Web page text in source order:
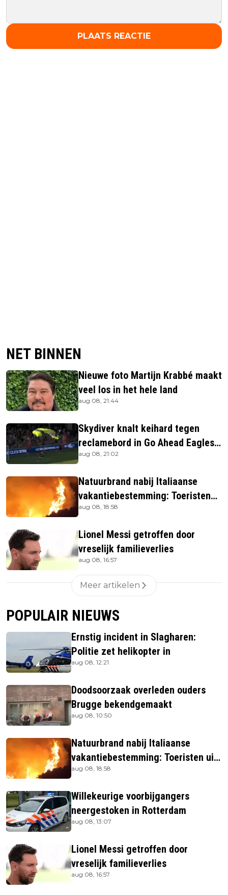
PLAATS REACTIE
NET BINNEN
Nieuwe foto Martijn Krabbé maakt
veel los in het hele land
aug 08, 21:44
Skydiver knalt keihard tegen
reclamebord in Go Ahead Eagles-
stadion
aug 08, 21:02
Natuurbrand nabij Italiaanse
vakantiebestemming: Toeristen
uit verblijven gehaald
aug 08, 18:58
Lionel Messi getroffen door
vreselijk familieverlies
aug 08, 16:57
Meer artikelen
POPULAIR NIEUWS
Ernstig incident in Slagharen:
Politie zet helikopter in
aug 08, 12:21
Doodsoorzaak overleden ouders
Brugge bekendgemaakt
aug 08, 10:50
Natuurbrand nabij Italiaanse
vakantiebestemming: Toeristen uit
verblijven gehaald
aug 08, 18:58
Willekeurige voorbijgangers
neergestoken in Rotterdam
aug 08, 13:07
Lionel Messi getroffen door
vreselijk familieverlies
aug 08, 16:57